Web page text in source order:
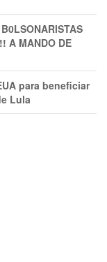
A MANDO DE
para beneficiar
Lula